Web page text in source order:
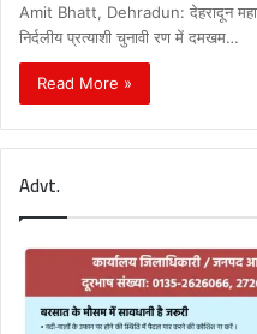
Amit Bhatt, Dehradun: देहरादून
निर्दलीय प्रत्याशी चुनावी रण में दमखम…
Read More »
Advt.